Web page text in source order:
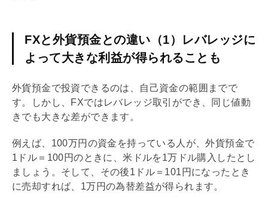
FXと外貨預金との違い（1）レバレッジに
よって大きな利益が得られることも
外貨預金で投資できるのは、自己資金の範囲までで
す。しかし、FXではレバレッジ取引ができ、同じ値動
きでも大きな差ができます。
例えば、100万円の資金を持っている人が、外貨預金で
1ドル＝100円のときに、米ドルを1万ドル購入したとし
ましょう。そして、その後1ドル＝101円になったとき
に売却すれば、1万円の為替差益が得られます。